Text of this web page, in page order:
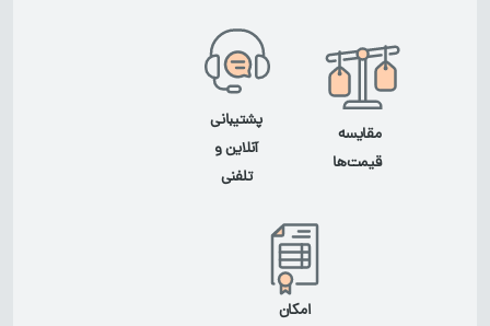
مقایسه
قیمت‌ها
پشتیبانی
آنلاین و
تلفنی
امکان